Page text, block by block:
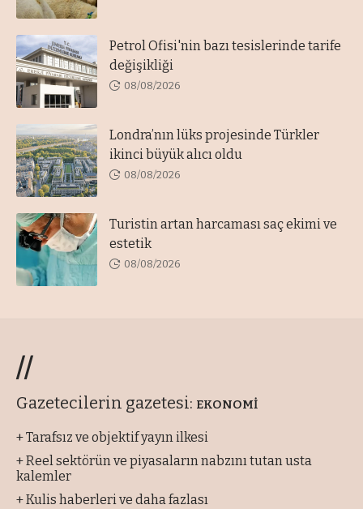
Petrol Ofisi'nin bazı tesislerinde tarife
değişikliği
08/08/2026
Londra’nın lüks projesinde Türkler
ikinci büyük alıcı oldu
08/08/2026
Turistin artan harcaması saç ekimi ve
estetik
08/08/2026
//
Gazetecilerin gazetesi: EKONOMİ
+ Tarafsız ve objektif yayın ilkesi
+ Reel sektörün ve piyasaların nabzını tutan usta
kalemler
+ Kulis haberleri ve daha fazlası